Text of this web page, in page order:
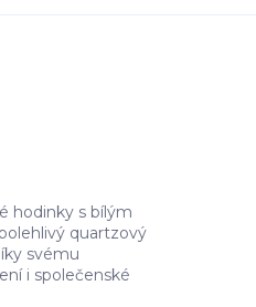
hodinky s bílým
quartzový
svému
i společenské